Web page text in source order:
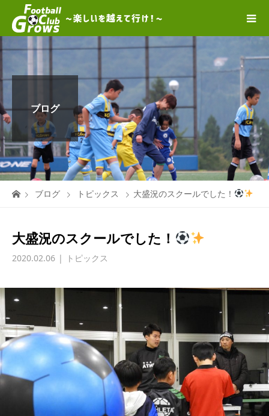
ブログ
ブログ トピックス 大盛況のスクールでした！
大盛況のスクールでした！
2020.02.06 トピックス